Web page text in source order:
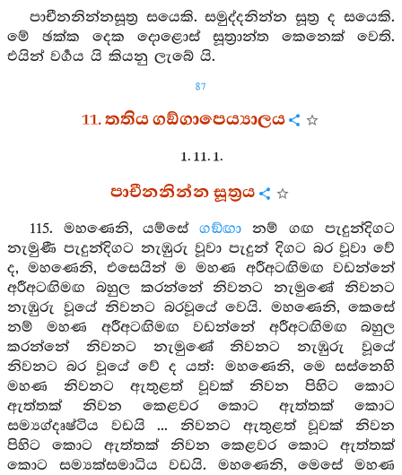
පාචීනනින්නසූත්‍ර සයෙකි. සමුද්දනින්න සූත්‍ර ද සයෙකි.
මේ ඡක්ක දෙක දොළොස් සූත්‍රාන්ත කෙනෙක් වෙති.
එයින් වර්‍ගය යි කියනු ලැබේ යි.
87
11. තතිය ගඞ්ගාපෙය්‍යාලය
1. 11. 1.
පාචීනනින්න සූත්‍රය
115. මහණෙනි, යම්සේගඞ්ඟා නම් ගඟ පැදුන්දිගට
නැමුණී පැදුන්දිගට නැඹුරු වූවා පැදුන් දිගට බර වූවා වේ
ද, මහණෙනි, එසෙයින් ම මහණ අරීඅටඟිමඟ වඩන්නේ
අරීඅටඟිමඟ බහුල කරන්නේ නිවනට නැමුණේ නිවනට
නැඹුරු වූයේ නිවනට බරවූයේ වෙයි. මහණෙනි, කෙසේ
නම් මහණ අරීඅටඟිමඟ වඩන්නේ අරීඅටඟිමඟ බහුල
කරන්නේ නිවනට නැමුණේ නිවනට නැඹුරු වූයේ
නිවනට බර වූයේ වේ ද යත්: මහණෙනි, මෙ සස්නෙහි
මහණ නිවනට ඇතුළත් වූවක් නිවන පිහිට කොට
ඇත්තක් නිවන කෙළවර කොට ඇත්තක් කොට
සම්‍යග්දෘෂ්ටිය වඩයි ... නිවනට ඇතුළත් වූවක් නිවන
පිහිට කොට ඇත්තක් නිවන කෙළවර කොට ඇත්තක්
කොට සම්‍යක්සමාධිය වඩයි. මහණෙනි, මෙසේ මහණ